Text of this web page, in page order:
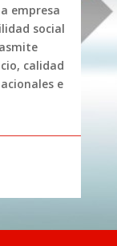
empresa
social
calidad
e